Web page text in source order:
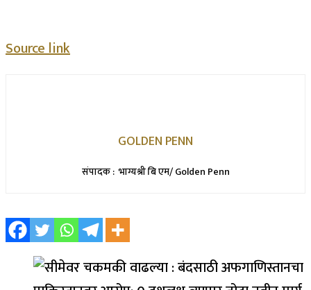
Source link
GOLDEN PENN
संपादक : भाग्यश्री बि एम/ Golden Penn